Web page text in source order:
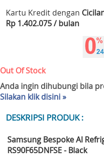
Kartu Kredit dengan
Rp 1.402.075 / bulan
Out Of Stock
Anda ingin dihubungi bila
Silakan klik disini »
DESKRIPSI PRODUK :
Samsung Bespoke AI
RS90F65DNFSE - Black